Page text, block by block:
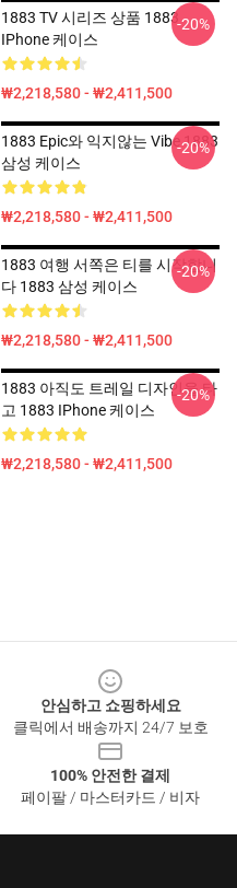
1883 TV 시리즈 상품 1883
IPhone 케이스
₩2,218,580 - ₩2,411,500
-20%
1883 Epic와 익지않는 Vibe 1883
삼성 케이스
₩2,218,580 - ₩2,411,500
-20%
1883 여행 서쪽은 티를 시작합니
다 1883 삼성 케이스
₩2,218,580 - ₩2,411,500
-20%
1883 아직도 트레일 디자인을 타
고 1883 IPhone 케이스
₩2,218,580 - ₩2,411,500
-20%
안심하고 쇼핑하세요
클릭에서 배송까지 24/7 보호
100% 안전한 결제
페이팔 / 마스터카드 / 비자